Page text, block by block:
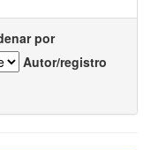
por
Autor/registro